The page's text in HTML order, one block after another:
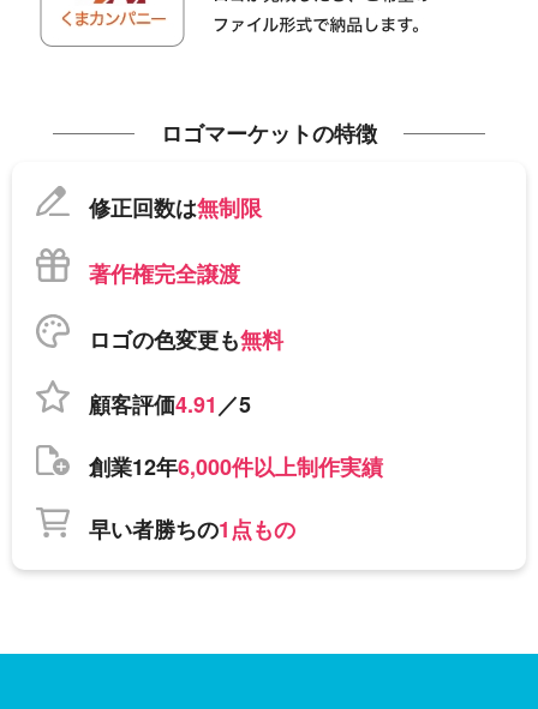
ロゴマーケットの特徴
修正回数は無制限
著作権完全譲渡
ロゴの色変更も無料
顧客評価4.91／5
創業12年6,000件以上制作実績
早い者勝ちの1点もの